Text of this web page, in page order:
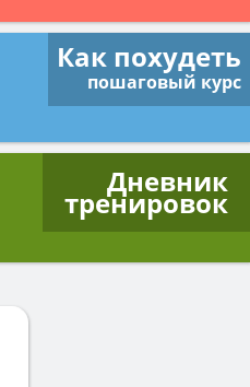
Как похудеть
пошаговый курс
Дневник
тренировок